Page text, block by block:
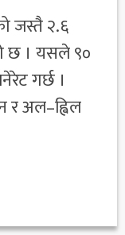
जस्तै २.६
छ । यसले ९०
गर्छ ।
र अल–ह्विल